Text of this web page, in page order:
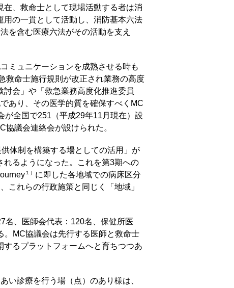
、救命士として現場活動する者は消
の一貫として活動し、消防基本六法
を含む医療六法がその活動を支え
ミュニケーションを成熟させる時も
救命士施行規則が改正され業務の高度
会」や「救急業務高度化推進委員
あり、その医学的質を確保すべくMC
が全国で251（平成29年11月現在）設
議会連絡会が設けられた。
体制を構築する場としての活用」が
るようになった。これを第3期への
１） に即した各地域での病床区分
これらの行政施策と同じく「地域」
、医師会代表：120名、保健所医
。MC協議会は先行する医師と救命士
るプラットフォームへと育ちつつあ
診療を行う場（点）のあり様は、